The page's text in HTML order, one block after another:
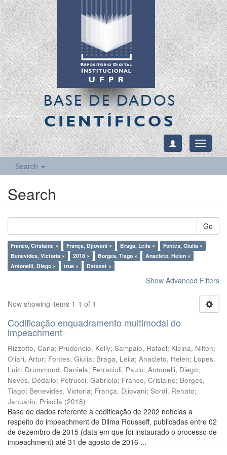
BASE DE DADOS
CIENTÍFICOS
Toggle
Search
Search
Go
Franco, Crislaine × França, Djiovani × Braga, Leila ×
Fontes, Giulia ×
Benevides, Victoria ×
2018 × Borges, Tiago ×
Anacleto, Helen ×
Antonelli, Diego ×
true × Dataset ×
Show Advanced Filters
Now showing items 1-1 of 1
Codificação enquadramento multimodal do
impeachment
Rizzotto, Carla; Prudencio, Kelly; Sampaio, Rafael; Kleina, Nilton;
Oliari, Artur; Fontes, Giulia; Braga, Leila; Anacleto, Helen; Lopes,
Luiz; Drummond, Daniela; Ferracioli, Paulo; Antonelli, Diego;
Neves, Dédallo; Petrucci, Gabriela; Franco, Crislaine; Borges,
Tiago; Benevides, Victoria; França, Djiovani; Sordi, Renato;
Januario, Priscila (2018)
Base de dados referente à codificação de 2202 notícias a
respeito do impeachment de Dilma Rousseff, publicadas entre 02
de dezembro de 2015 (data em que foi instaurado o processo de
impeachment) até 31 de agosto de 2016 ...